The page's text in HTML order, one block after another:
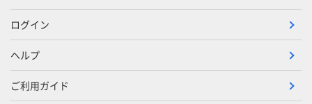
ログイン
ヘルプ
ご利用ガイド